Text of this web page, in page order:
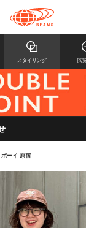
スタイリング 閲
ボーイ 原宿